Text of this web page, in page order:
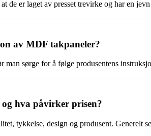
de er laget av presset trevirke og har en
av MDF takpaneler?
sørge for å følge produsentens
hva påvirker prisen?
tykkelse, design og produsent.